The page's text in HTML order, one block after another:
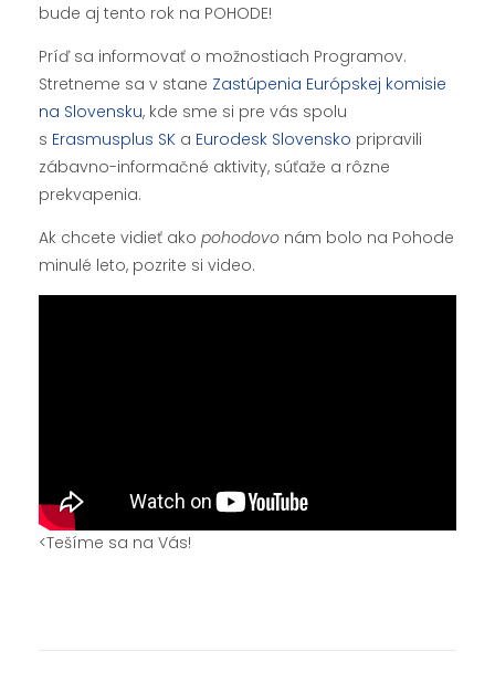
bude aj tento rok na POHODE!
Príď sa informovať o možnostiach Programov.
Stretneme sa v stane Zastúpenia Európskej komisie
na Slovensku, kde sme si pre vás spolu
s Erasmusplus SK a Eurodesk Slovensko pripravili
zábavno-informačné aktivity, súťaže a rôzne
prekvapenia.
Ak chcete vidieť ako pohodovo nám bolo na Pohode
minulé leto, pozrite si video.
<Tešíme sa na Vás!